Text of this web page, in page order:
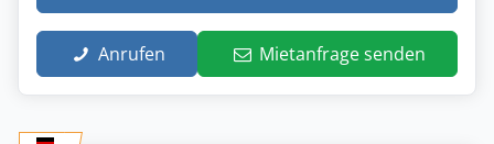
Anrufen Mietanfrage senden